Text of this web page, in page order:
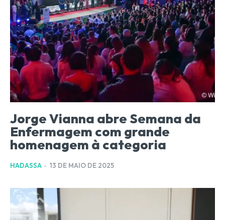
Jorge Vianna abre Semana da
Enfermagem com grande
homenagem à categoria
HADASSA - 13 DE MAIO DE 2025